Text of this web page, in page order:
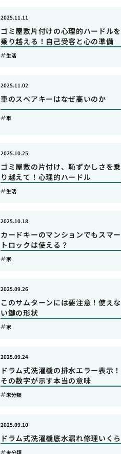
ゴミ屋敷片付けの心理的ハードルを
乗り越える！自己受容と心の準備
2025.11.11
生活
車のスペアキーはなぜ高いのか
2025.11.02
車
ゴミ屋敷の片付け、恥ずかしさを乗
り越えて！心理的ハードル
2025.10.25
生活
カードキーのマンションでもスマー
トロックは使える？
2025.10.18
家
このサムターンには要注意！使えな
い鍵の形状
2025.09.26
家
ドラム式洗濯機の排水エラー表示！
その数字が示す本当の意味
2025.09.24
未分類
ドラム式洗濯機底水漏れ修理いくら
2025.09.10
未分類